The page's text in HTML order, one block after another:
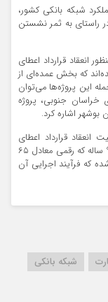
شبکه بانکی کشور،
در راستای به ثمر نشستن
انعقاد قرارداد اعطای
که بخش عمده‌ای از
این پروژه‌ها می‌توان
واحدی استان مرکزی، ۲۳۸۴ واحدی خراسان جنوبی، پروژه
انعقاد قرارداد اعطای
تسهیلات ۱۷ هزار و ۶۳۰ واحد از پروژه‌های مسکن ۹۹ ساله که رقمی معادل ۶۵
که فرآیند اجرایی آن
شبکه بانکی